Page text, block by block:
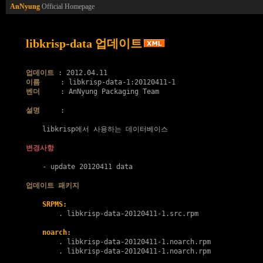
AnNyung Official Homepage
libkrisp-data 업데이트
업데이트
이름
벤더
     : AnNyung Packaging Team
설명
     :
    libkrisp에서 사용하는 데이터베이스
변경사항
    - update 20120411 data
업데이트 패키지
SRPMS:
        .
libkrisp-data-20120411-1.src.rpm
noarch:
        .
libkrisp-data-20120411-1.noarch.rpm
        .
libkrisp-data-20120411-1.noarch.rpm